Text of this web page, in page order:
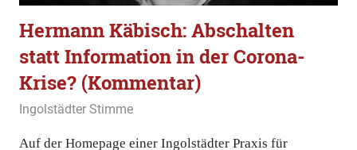
Hermann Käbisch: Abschalten
statt Information in der Corona-
Krise? (Kommentar)
23. Januar 2021
Ingolstädter Stimme
Auf der Homepage einer Ingolstädter Praxis für